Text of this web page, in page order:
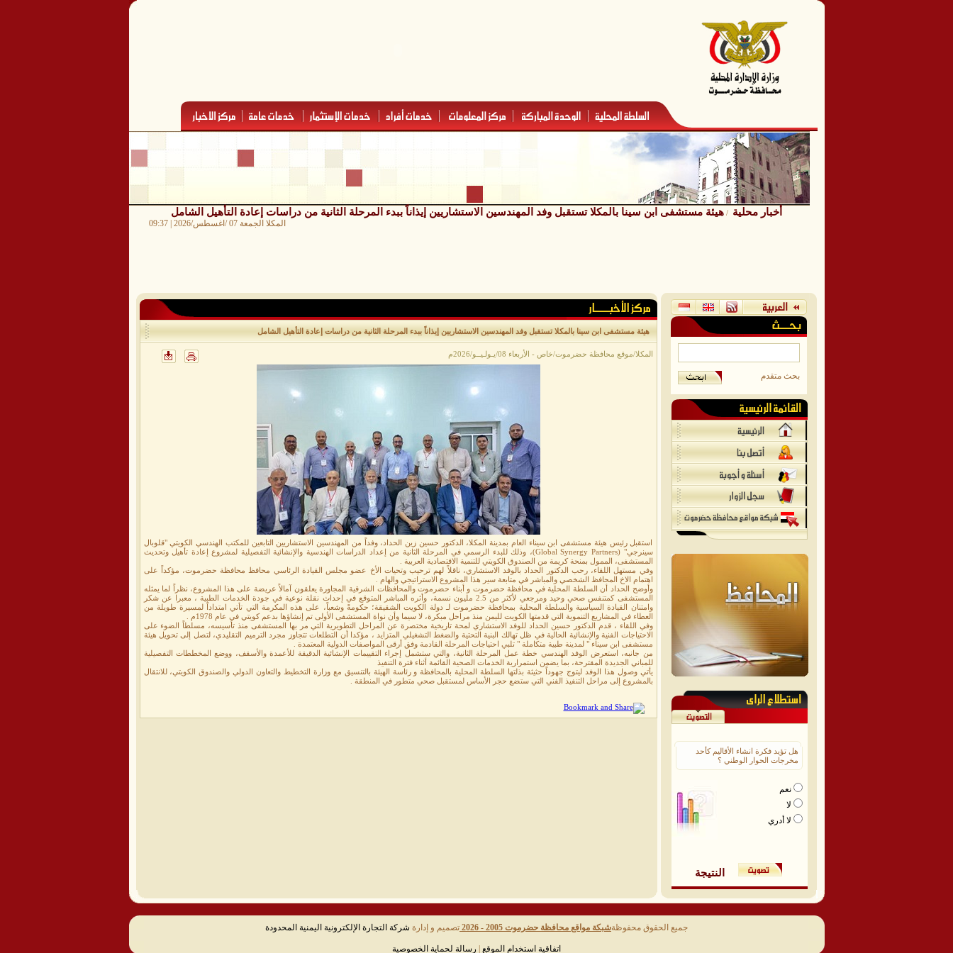
أخبار محلية / هيئة مستشفى ابن سينا بالمكلا تستقبل وفد المهندسين الاستشاريين إيذاناً ببدء المرحلة الثانية من دراسات إعادة التأهيل الشامل
المكلا الجمعة 07 /اغسطس/2026 | 09:37
هيئة مستشفى ابن سينا بالمكلا تستقبل وفد المهندسين الاستشاريين إيذاناً ببدء المرحلة الثانية من دراسات إعادة التأهيل الشامل
المكلا/موقع محافظة حضرموت/خاص - الأربعاء 08/يـولـيــو/2026م
استقبل رئيس هيئة مستشفى ابن سيناء العام بمدينة المكلا، الدكتور حسين زين الحداد، وفداً من المهندسين الاستشاريين التابعين للمكتب الهندسي الكويتي "قلوبال
سينرجي" (Global Synergy Partners)، وذلك للبدء الرسمي في المرحلة الثانية من إعداد الدراسات الهندسية والإنشائية التفصيلية لمشروع إعادة تأهيل وتحديث
المستشفى، الممول بمنحة كريمة من الصندوق الكويتي للتنمية الاقتصادية العربية .
وفي مستهل اللقاء، رحب الدكتور الحداد بالوفد الاستشاري، ناقلاً لهم ترحيب وتحيات الأخ عضو مجلس القيادة الرئاسي محافظ محافظة حضرموت، مؤكداً على
اهتمام الاخ المحافظ الشخصي والمباشر في متابعة سير هذا المشروع الاستراتيجي والهام .
وأوضح الحداد أن السلطة المحلية في محافظة حضرموت و أبناء حضرموت والمحافظات الشرقية المجاورة يعلقون آمالاً عريضة على هذا المشروع، نظراً لما يمثله
المستشفى كمتنفس صحي وحيد ومرجعي لأكثر من 2.5 مليون نسمة، وأثره المباشر المتوقع في إحداث نقلة نوعية في جودة الخدمات الطبية ، معبرا عن شكر
وامتنان القيادة السياسية والسلطة المحلية بمحافظة حضرموت لـ دولة الكويت الشقيقة؛ حكومةً وشعباً، على هذه المكرمة التي تأتي امتداداً لمسيرة طويلة من
العطاء في المشاريع التنموية التي قدمتها الكويت لليمن منذ مراحل مبكرة، لا سيما وأن نواة المستشفى الأولى تم إنشاؤها بدعم كويتي في عام 1978م .
وفي اللقاء ، قدم الدكتور حسين الحداد للوفد الاستشاري لمحة تاريخية مختصرة عن المراحل التطويرية التي مر بها المستشفى منذ تأسيسه، مسلطاً الضوء على
الاحتياجات الفنية والإنشائية الحالية في ظل تهالك البنية التحتية والضغط التشغيلي المتزايد ، مؤكدا أن التطلعات تتجاوز مجرد الترميم التقليدي، لتصل إلى تحويل هيئة
مستشفى ابن سيناء " لمدينة طبية متكاملة " تلبي احتياجات المرحلة القادمة وفق أرقى المواصفات الدولية المعتمدة .
من جانبه، استعرض الوفد الهندسي خطة عمل المرحلة الثانية، والتي ستشمل إجراء التقييمات الإنشائية الدقيقة للأعمدة والأسقف، ووضع المخططات التفصيلية
للمباني الجديدة المقترحة، بما يضمن استمرارية الخدمات الصحية القائمة أثناء فترة التنفيذ
يأتي وصول هذا الوفد ليتوج جهوداً حثيثة بذلتها السلطة المحلية بالمحافظة و رئاسة الهيئة بالتنسيق مع وزارة التخطيط والتعاون الدولي والصندوق الكويتي، للانتقال
بالمشروع إلى مراحل التنفيذ الفني التي ستضع حجر الأساس لمستقبل صحي متطور في المنطقة .
بحث متقدم
هل تؤيد فكرة انشاء الأقاليم كأحد
مخرجات الحوار الوطني ؟
نعم
لا
لا أدري
النتيجة
جميع الحقوق محفوظةشبكة مواقع محافظة حضرموت 2005 - 2026 تصميم و إدارة شركة التجارة الإلكترونية اليمنية المحدودة
اتفاقية استخدام الموقع رسالة لحماية الخصوصية